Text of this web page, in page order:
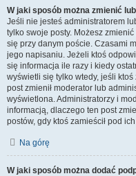
W jaki sposób można zmienić
Jeśli nie jesteś administratorem
tylko swoje posty. Możesz
się przy danym poście. Czasami
jego napisaniu. Jeżeli ktoś
się informacja ile razy i kiedy
wyświetli się tylko wtedy, jeśli
post zmienił moderator lub
wyświetlona. Administratorzy i
informacją, dlaczego ten post
postów, gdy ktoś zamieścił pod
Na górę
W jaki sposób można dodać